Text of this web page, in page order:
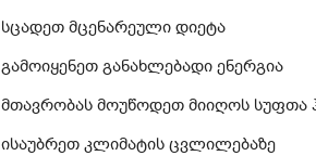
სცადეთ მცენარეული დიეტა
გამოიყენეთ განახლებადი ენერგია
მთავრობას მოუწოდეთ მიიღოს სუფთა
ისაუბრეთ კლიმატის ცვლილებაზე